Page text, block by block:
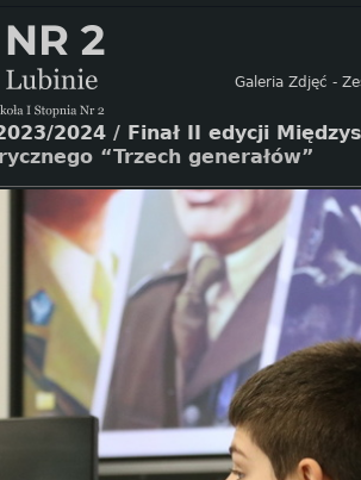
Galeria Zdjęć -
2024 / Finał II edycji
“Trzech generałów”